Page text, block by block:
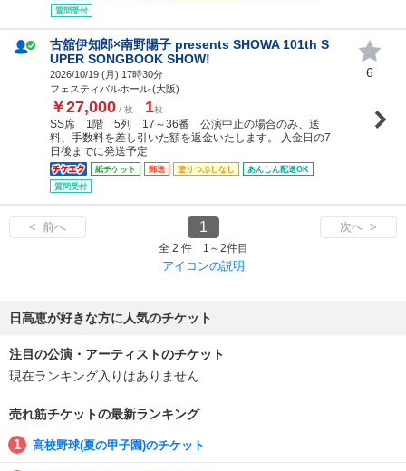
質問受付
古舘伊知郎×南野陽子 presents SHOWA 101th S
UPER SONGBOOK SHOW!
2026/10/19 (月) 17時30分
フェスティバルホール (大阪)
￥27,000 / 枚 1枚
SS席 1階 5列 17～36番 公演中止の場合のみ、送
料、手数料を差し引いた額を返金いたします。 入金日の7
日後までに発送予定
紙チケット 郵送 塗りつぶしなし
あんしん配送OK
質問受付
6
< 前へ 1 次へ >
全 2 件 1～2件目
アイコンの説明
日高恵が好きな方に人気のチケット
注目の公演・アーティストのチケット
現在ランキング入りはありません
売れ筋チケットの最新ランキング
高校野球(夏の甲子園)のチケット